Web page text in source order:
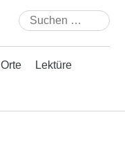
Suchen
nach:
Orte Lektüre